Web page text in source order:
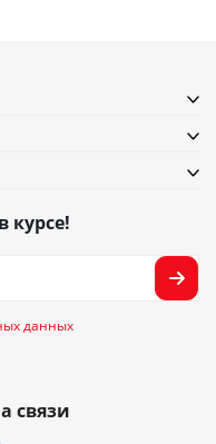
курсе!
данных
связи